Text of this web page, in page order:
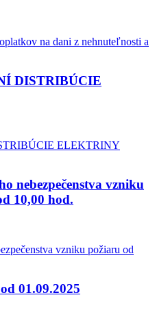
na dani z nehnuteľnosti a
DISTRIBÚCIE
ELEKTRINY
nebezpečenstva vzniku
10,00 hod.
vzniku požiaru od
01.09.2025